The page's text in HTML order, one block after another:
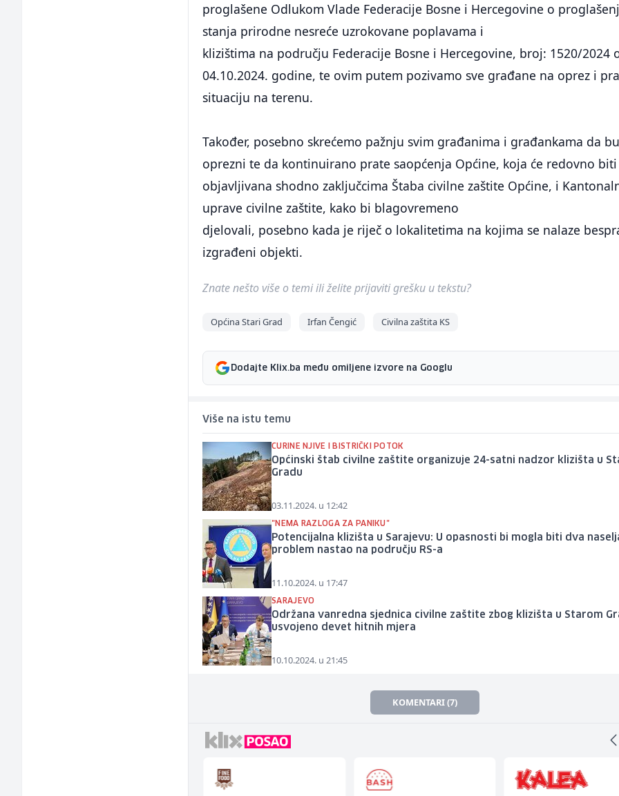
proglašene Odlukom Vlade Federacije Bosne i Hercegovine o
stanja prirodne nesreće uzrokovane poplavama i
klizištima na području Federacije Bosne i Hercegovine, broj: 1520/2024
04.10.2024. godine, te ovim putem pozivamo sve građane na oprez i
situaciju na terenu.
Također, posebno skrećemo pažnju svim građanima i građankama da
oprezni te da kontinuirano prate saopćenja Općine, koja će redovno biti
objavljivana shodno zaključcima Štaba civilne zaštite Općine, i
uprave civilne zaštite, kako bi blagovremeno
djelovali, posebno kada je riječ o lokalitetima na kojima se nalaze
izgrađeni objekti.
Znate nešto više o temi ili želite prijaviti grešku u tekstu?
Općina Stari Grad Irfan Čengić Civilna zaštita KS
Dodajte Klix.ba među omiljene izvore na Googlu
Više na istu temu
CURINE NJIVE I BISTRIČKI POTOK
Općinski štab civilne zaštite organizuje 24-satni nadzor klizišta u
Gradu
03.11.2024. u 12:42
"NEMA RAZLOGA ZA PANIKU"
Potencijalna klizišta u Sarajevu: U opasnosti bi mogla biti dva
problem nastao na području RS-a
11.10.2024. u 17:47
SARAJEVO
Održana vanredna sjednica civilne zaštite zbog klizišta u Starom
usvojeno devet hitnih mjera
10.10.2024. u 21:45
KOMENTARI (7)